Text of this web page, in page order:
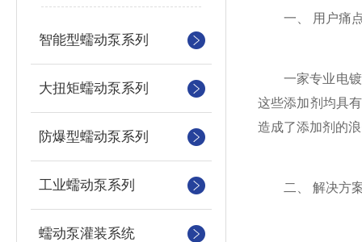
智能型蠕动泵系列
大扭矩蠕动泵系列
防爆型蠕动泵系列
工业蠕动泵系列
蠕动泵灌装系统
一、 用户痛
一家专业电
这些添加剂均具
造成了添加剂的
二、 解决方